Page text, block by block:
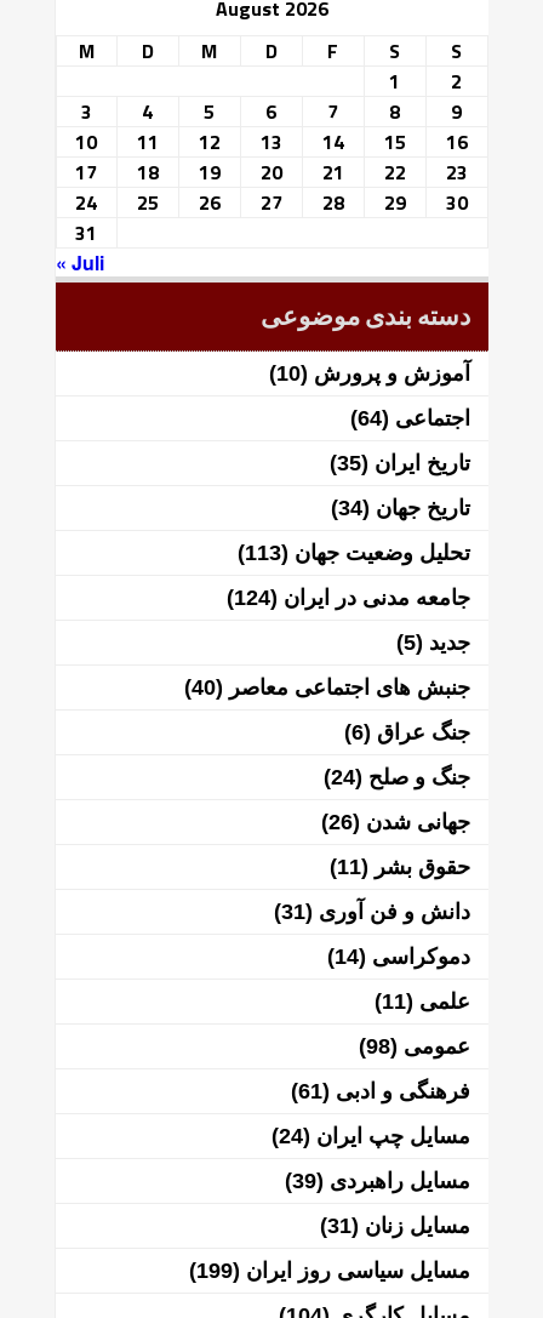
August 2026
M
D M D F S
S
1
2
3
4 5 6 7 8
9
10
11 12 13 14 15
16
17
18 19 20 21 22
23
24
25 26 27 28 29
30
31
« Juli
دسته بندی موضوعی
آموزش و پرورش (10)
اجتماعی (64)
تاریخ ایران (35)
تاریخ جهان (34)
تحلیل وضعیت جهان (113)
جامعه مدنی در ایران (124)
جدید (5)
جنبش های اجتماعی معاصر (40)
جنگ عراق (6)
جنگ و صلح (24)
جهانی شدن (26)
حقوق بشر (11)
دانش و فن آوری (31)
دموکراسی (14)
علمی (11)
عمومی (98)
فرهنگی و ادبی (61)
مسایل چپ ایران (24)
مسایل راهبردی (39)
مسایل زنان (31)
مسایل سیاسی روز ایران (199)